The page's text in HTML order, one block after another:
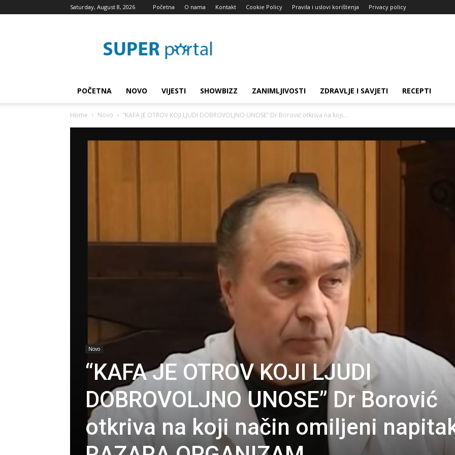
Saturday, August 8, 2026 Početna O nama Kontakt Cookie Policy Pravila i uslovi korištenja Privacy policy
blog
POČETNA NOVO VIJESTI SHOWBIZZ ZANIMLJIVOSTI ZDRAVLJE I SAVJETI RECEPTI
Home Novo “KAFA JE OTROV KOJI LJUDI DOBROVOLJNO UNOSE” Dr Borović otkriva na koji...
Novo
“KAFA JE OTROV KOJI LJUDI
DOBROVOLJNO UNOSE” Dr Borović
otkriva na koji način omiljeni